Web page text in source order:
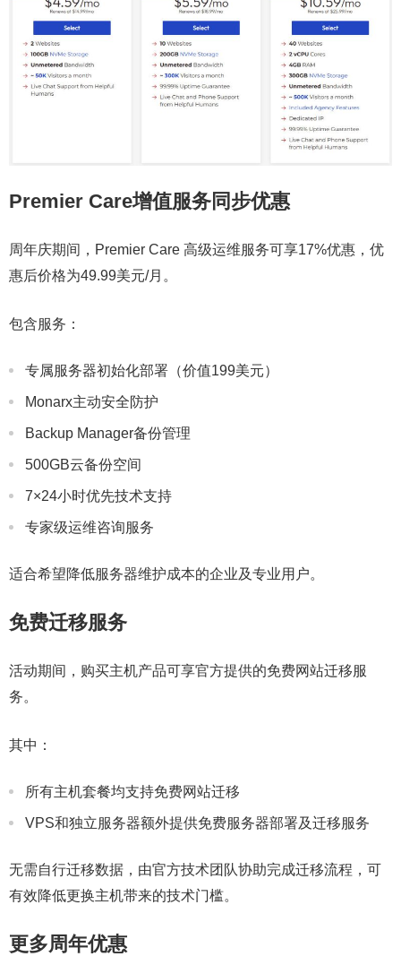
Premier Care增值服务同步优惠
周年庆期间，Premier Care 高级运维服务可享17%优惠，优
惠后价格为49.99美元/月。
包含服务：
专属服务器初始化部署（价值199美元）
Monarx主动安全防护
Backup Manager备份管理
500GB云备份空间
7×24小时优先技术支持
专家级运维咨询服务
适合希望降低服务器维护成本的企业及专业用户。
免费迁移服务
活动期间，购买主机产品可享官方提供的免费网站迁移服
务。
其中：
所有主机套餐均支持免费网站迁移
VPS和独立服务器额外提供免费服务器部署及迁移服务
无需自行迁移数据，由官方技术团队协助完成迁移流程，可
有效降低更换主机带来的技术门槛。
更多周年优惠